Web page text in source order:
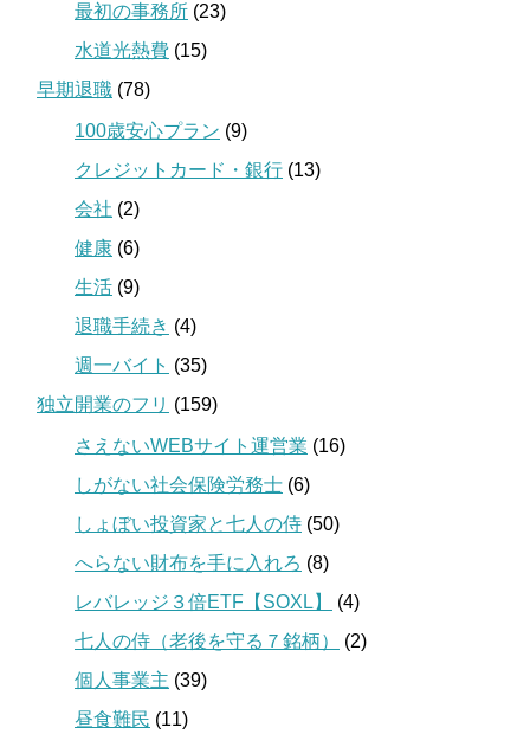
最初の事務所 (23)
水道光熱費 (15)
早期退職 (78)
100歳安心プラン (9)
クレジットカード・銀行 (13)
会社 (2)
健康 (6)
生活 (9)
退職手続き (4)
週一バイト (35)
独立開業のフリ (159)
さえないWEBサイト運営業 (16)
しがない社会保険労務士 (6)
しょぼい投資家と七人の侍 (50)
へらない財布を手に入れろ (8)
レバレッジ３倍ETF【SOXL】
(4)
七人の侍（老後を守る７銘柄）
(2)
個人事業主 (39)
昼食難民 (11)